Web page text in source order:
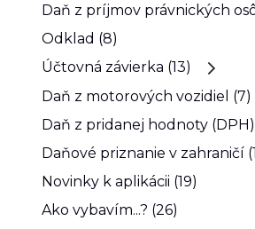
Daň z príjmov právnických
Odklad (8)
Účtovná závierka (13)
Daň z motorových vozidiel (7)
Daň z pridanej hodnoty (DPH)
Daňové priznanie v zahraničí
Novinky k aplikácii (19)
Ako vybavím...? (26)